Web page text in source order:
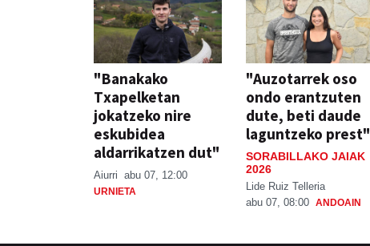
"Banakako
Txapelketan
jokatzeko nire
eskubidea
aldarrikatzen dut"
Aiurri abu 07, 12:00
URNIETA
"Auzotarrek oso
ondo erantzuten
dute, beti daude
laguntzeko prest"
SORABILLAKO JAIAK
2026
Lide Ruiz Telleria
abu 07, 08:00 ANDOAIN